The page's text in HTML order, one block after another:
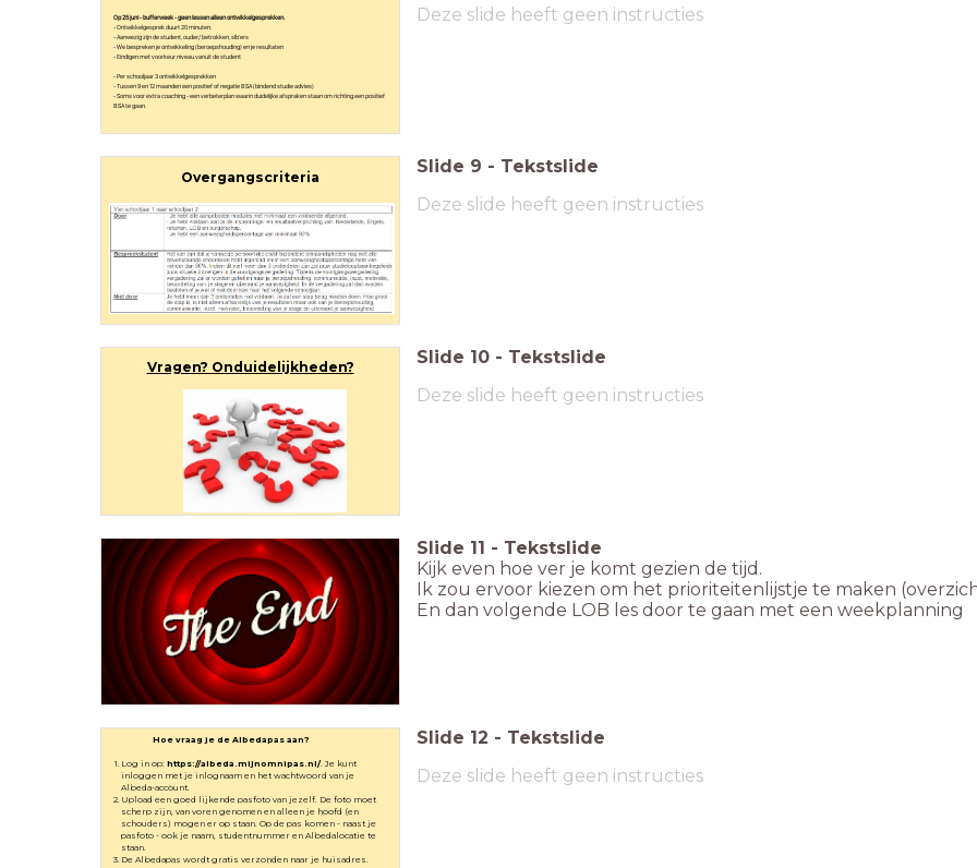
Op 25 juni - bufferweek - geen lessen alleen ontwikkelgesprekken.
- Ontwikkelgesprek duurt 20 minuten.
- Aanwezig zijn de student, ouder/ betrokken, slb'ers
- We bespreken je ontwikkeling (beroepshouding) en je resultaten
- Eindigen met voorkeur niveau vanuit de student
- Per schooljaar 3 ontwikkelgesprekken
- Tussen 9 en 12 maanden een positief of negatie BSA (bindend studie advies)
- Soms voor extra coaching - een verbeterplan waarin duidelijke afspraken staan om richting een positief
BSA te gaan.
Deze slide heeft geen instructies
Overgangscriteria
Overgang naar leerjaar 2
Slide 9 - Tekstslide
Deze slide heeft geen instructies
Vragen? Onduidelijkheden? Slide 10 - Tekstslide
Deze slide heeft geen instructies
Slide 11 - Tekstslide
Kijk even hoe ver je komt gezien de tijd.
Ik zou ervoor kiezen om het prioriteitenlijstje te maken
En dan volgende LOB les door te gaan met een weekplanning
Hoe vraag je de Albedapas aan?
Log in op:https://albeda.mijnomnipas.nl/. Je kunt
inloggen met je inlognaam en het wachtwoord van je
Albeda-account.
Upload een goed lijkende pasfoto van jezelf. De foto moet
scherp zijn, van voren genomen en alleen je hoofd (en
schouders) mogen er op staan. Op de pas komen - naast je
pasfoto - ook je naam, studentnummer en Albedalocatie te
staan.
De Albedapas wordt gratis verzonden naar je huisadres.
Slide 12 - Tekstslide
Deze slide heeft geen instructies